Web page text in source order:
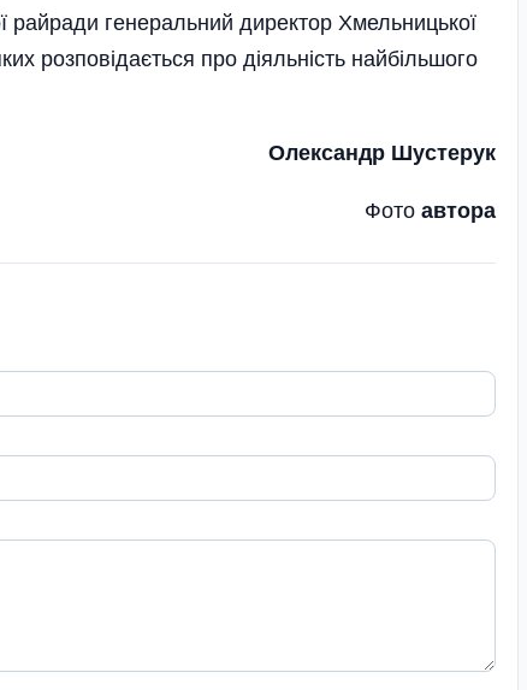
райради генеральний директор Хмельницької
розповідається про діяльність найбільшого
Олександр Шустерук
Фото автора